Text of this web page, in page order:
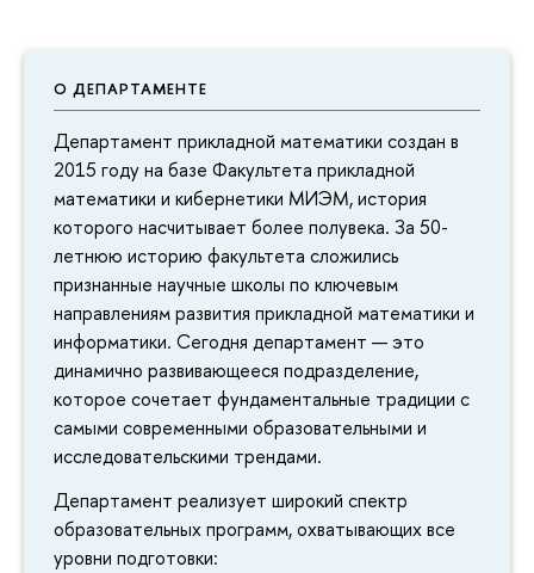
О ДЕПАРТАМЕНТЕ
Департамент прикладной математики создан в
2015 году на базе Факультета прикладной
математики и кибернетики МИЭМ, история
которого насчитывает более полувека. За 50-
летнюю историю факультета сложились
признанные научные школы по ключевым
направлениям развития прикладной математики и
информатики. Сегодня департамент — это
динамично развивающееся подразделение,
которое сочетает фундаментальные традиции с
самыми современными образовательными и
исследовательскими трендами.
Департамент реализует широкий спектр
образовательных программ, охватывающих все
уровни подготовки: